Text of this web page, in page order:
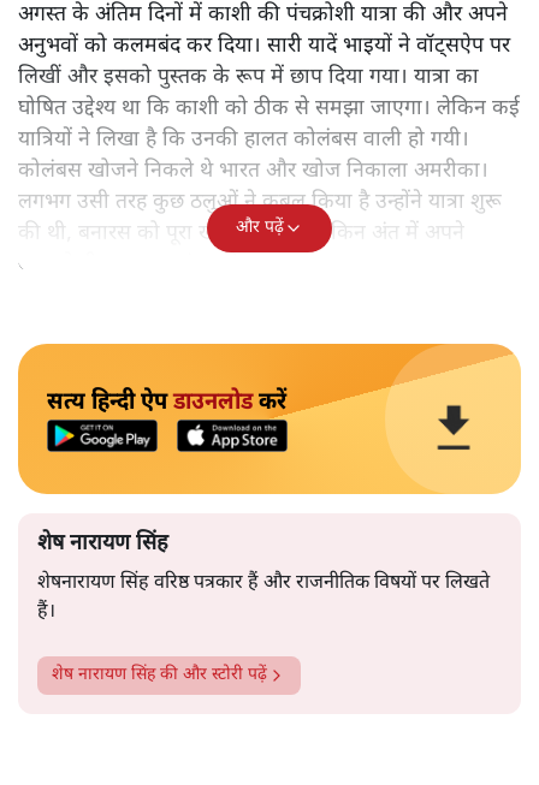
अगस्त के अंतिम दिनों में काशी की पंचक्रोशी यात्रा की और अपने
अनुभवों को कलमबंद कर दिया। सारी यादें भाइयों ने वॉट्सऐप पर
लिखीं और इसको पुस्तक के रूप में छाप दिया गया। यात्रा का
घोषित उद्देश्य था कि काशी को ठीक से समझा जाएगा। लेकिन कई
यात्रियों ने लिखा है कि उनकी हालत कोलंबस वाली हो गयी।
कोलंबस खोजने निकले थे भारत और खोज निकाला अमरीका।
लगभग उसी तरह कुछ ठलुओं ने कुबूल किया है उन्होंने यात्रा शुरू
की थी, बनारस को पूरा खोजने के लिए लेकिन अंत में अपने
आपको ही समझकर संतुष्ट हो गए।
और पढ़ें
सत्य हिन्दी ऐपडाउनलोडकरें
शेष नारायण सिंह
शेषनारायण सिंह वरिष्ठ पत्रकार हैं और राजनीतिक विषयों पर लिखते
हैं।
शेष नारायण सिंहकी और स्टोरी पढ़ें